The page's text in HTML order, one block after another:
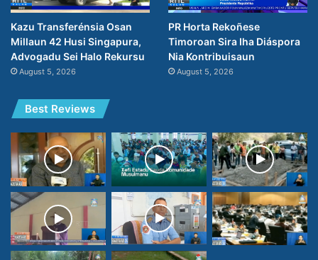
Kazu Transferénsia Osan
Millaun 42 Husi Singapura,
Advogadu Sei Halo Rekursu
August 5, 2026
PR Horta Rekoñese
Timoroan Sira Iha Diáspora
Nia Kontribuisaun
August 5, 2026
Best Reviews